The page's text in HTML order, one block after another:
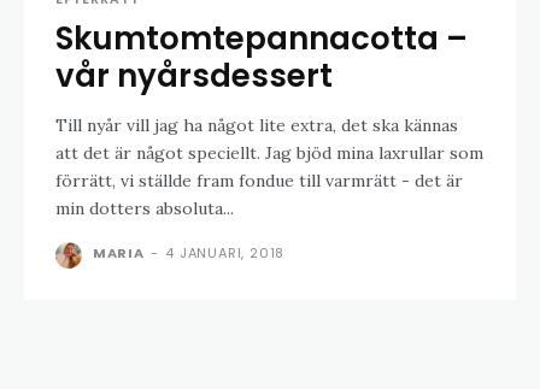
Skumtomtepannacotta –
vår nyårsdessert
Till nyår vill jag ha något lite extra, det ska kännas
att det är något speciellt. Jag bjöd mina laxrullar som
förrätt, vi ställde fram fondue till varmrätt - det är
min dotters absoluta...
MARIA - 4 JANUARI, 2018